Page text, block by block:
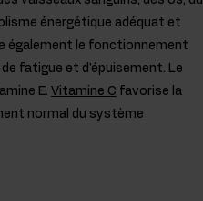
énergétique adéquat et
également le fonctionnement
fatigue et d'épuisement. Le
E. Vitamine C favorise la
normal du système